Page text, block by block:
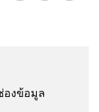
องข้อมูล